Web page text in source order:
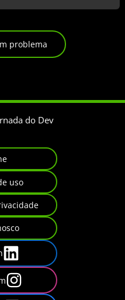
problema
do Dev
uso